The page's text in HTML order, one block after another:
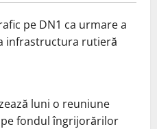
pe DN1 ca urmare a
infrastructura rutieră
luni o reuniune
pe fondul îngrijorărilor